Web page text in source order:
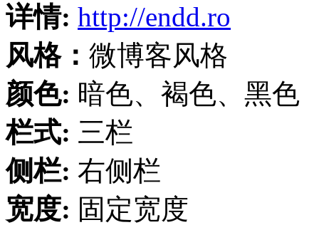
详情: http://endd.ro
风格： 微博客风格
颜色: 暗色、褐色、黑色
栏式: 三栏
侧栏: 右侧栏
宽度: 固定宽度